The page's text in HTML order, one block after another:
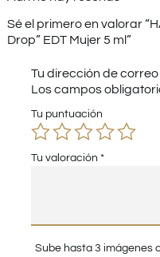
Sé el primero en valorar
Drop” EDT Mujer 5 ml”
Tu dirección de
Los campos
Tu puntuación
Tu valoración *
Sube hasta 3 imágenes